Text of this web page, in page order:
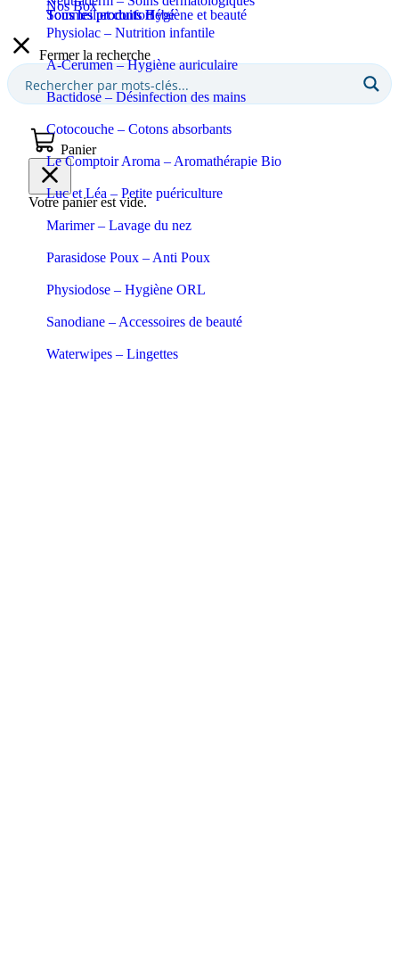
Sommeil et confort
Tous les produits Bébé
Tous les produits Hygiène et beauté
Physiolac – Nutrition infantile
A-Cerumen – Hygiène auriculaire
Bactidose – Désinfection des mains
Cotocouche – Cotons absorbants
Le Comptoir Aroma – Aromathérapie Bio
Luc et Léa – Petite puériculture
Marimer – Lavage du nez
Parasidose Poux – Anti Poux
Physiodose – Hygiène ORL
Sanodiane – Accessoires de beauté
Waterwipes – Lingettes
Nos Box
Fermer la recherche
Panier
Votre panier est vide.